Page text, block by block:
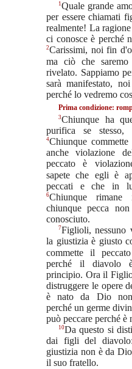
1Quale grande
per essere chiamati
realmente! La
ci conosce è perché
2Carissimi, noi fin
ma ciò che
rivelato. Sappiamo
sarà manifestato,
perché lo vedremo
Prima condizione:
3Chiunque ha
purifica se
4Chiunque
anche violazione
peccato è
sapete che egli è
peccati e che in
6Chiunque
chiunque pecca
conosciuto.
7Figlioli, nessuno
la giustizia è giusto
commette il
perché il diavolo
principio. Ora il
distruggere le opere
è nato da Dio non
perché un germe
può peccare perché è
10Da questo si
dai figli del
giustizia non è da
il suo fratello.